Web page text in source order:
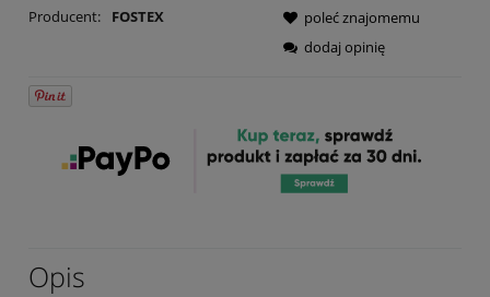
Producent:
FOSTEX
poleć znajomemu
dodaj opinię
Opis